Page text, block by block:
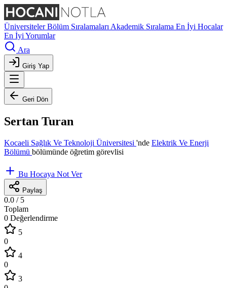
ÜniversitelerBölüm Sıralamaları Akademik Sıralama En İyi Hocalar
En İyi Yorumlar
Ara
Giriş Yap
Geri Dön
Sertan Turan
Kocaeli Sağlık Ve Teknoloji Üniversitesi 'nde Elektrik Ve Enerji
Bölümü bölümünde öğretim görevlisi
Bu Hocaya Not Ver
Paylaş
0.0 / 5
Toplam
0 Değerlendirme
5
0
4
0
3